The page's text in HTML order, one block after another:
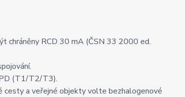
chráněny RCD 30 mA (ČSN 33 2000 ed.
(T1/T2/T3).
cesty a veřejné objekty volte bezhalogenové